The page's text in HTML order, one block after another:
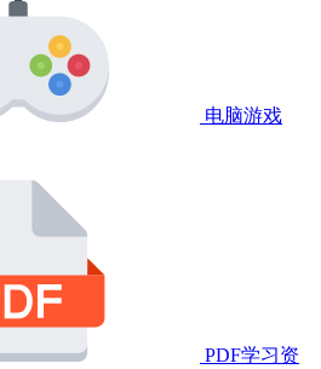
电脑游戏
PDF学习资